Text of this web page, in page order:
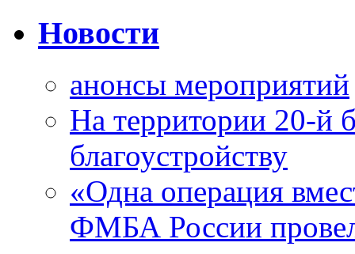
Новости
анонсы мероприятий
На территории 20-й
благоустройству
«Одна операция
ФМБА России